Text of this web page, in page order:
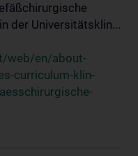
der Universitätsklin...
web/en/about-
curriculum-klin-